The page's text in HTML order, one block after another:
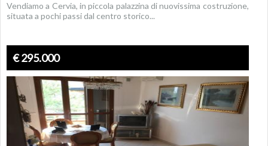
Vendiamo a Cervia, in piccola palazzina di nuovissima costruzione,
situata a pochi passi dal centro storico...
€ 295.000